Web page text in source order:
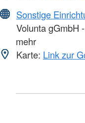
Sonstige
Volunta gGmbH
mehr
Karte: Link zur